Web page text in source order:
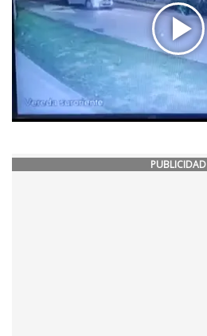
PUBLICIDAD